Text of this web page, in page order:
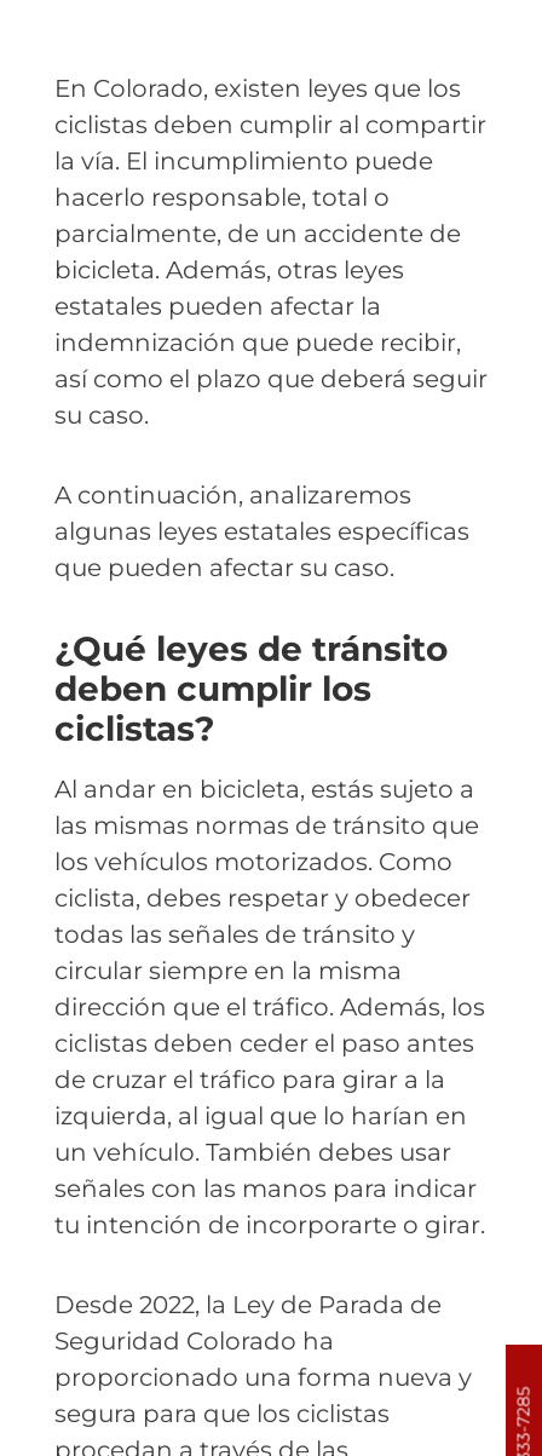
En Colorado, existen leyes que los
ciclistas deben cumplir al compartir
la vía. El incumplimiento puede
hacerlo responsable, total o
parcialmente, de un accidente de
bicicleta. Además, otras leyes
estatales pueden afectar la
indemnización que puede recibir,
así como el plazo que deberá seguir
su caso.
A continuación, analizaremos
algunas leyes estatales específicas
que pueden afectar su caso.
¿Qué leyes de tránsito
deben cumplir los
ciclistas?
Al andar en bicicleta, estás sujeto a
las mismas normas de tránsito que
los vehículos motorizados. Como
ciclista, debes respetar y obedecer
todas las señales de tránsito y
circular siempre en la misma
dirección que el tráfico. Además, los
ciclistas deben ceder el paso antes
de cruzar el tráfico para girar a la
izquierda, al igual que lo harían en
un vehículo. También debes usar
señales con las manos para indicar
tu intención de incorporarte o girar.
Desde 2022, la Ley de Parada de
Seguridad Colorado ha
proporcionado una forma nueva y
segura para que los ciclistas
procedan a través de las